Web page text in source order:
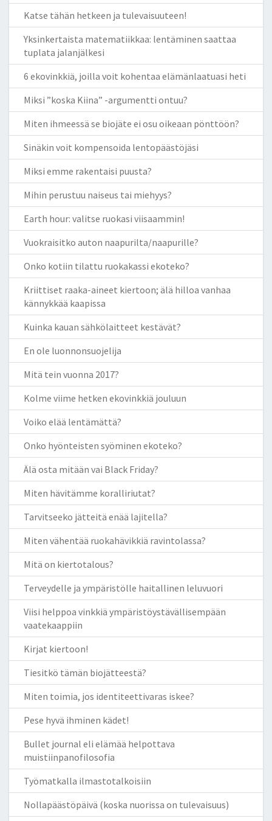
Katse tähän hetkeen ja tulevaisuuteen!
Yksinkertaista matematiikkaa: lentäminen saattaa
tuplata jalanjälkesi
6 ekovinkkiä, joilla voit kohentaa elämänlaatuasi heti
Miksi ”koska Kiina” -argumentti ontuu?
Miten ihmeessä se biojäte ei osu oikeaan pönttöön?
Sinäkin voit kompensoida lentopäästöjäsi
Miksi emme rakentaisi puusta?
Mihin perustuu naiseus tai miehyys?
Earth hour: valitse ruokasi viisaammin!
Vuokraisitko auton naapurilta/naapurille?
Onko kotiin tilattu ruokakassi ekoteko?
Kriittiset raaka-aineet kiertoon; älä hilloa vanhaa
kännykkää kaapissa
Kuinka kauan sähkölaitteet kestävät?
En ole luonnonsuojelija
Mitä tein vuonna 2017?
Kolme viime hetken ekovinkkiä jouluun
Voiko elää lentämättä?
Onko hyönteisten syöminen ekoteko?
Älä osta mitään vai Black Friday?
Miten hävitämme koralliriutat?
Tarvitseeko jätteitä enää lajitella?
Miten vähentää ruokahävikkiä ravintolassa?
Mitä on kiertotalous?
Terveydelle ja ympäristölle haitallinen leluvuori
Viisi helppoa vinkkiä ympäristöystävällisempään
vaatekaappiin
Kirjat kiertoon!
Tiesitkö tämän biojätteestä?
Miten toimia, jos identiteettivaras iskee?
Pese hyvä ihminen kädet!
Bullet journal eli elämää helpottava
muistiinpanofilosofia
Työmatkalla ilmastotalkoisiin
Nollapäästöpäivä (koska nuorissa on tulevaisuus)